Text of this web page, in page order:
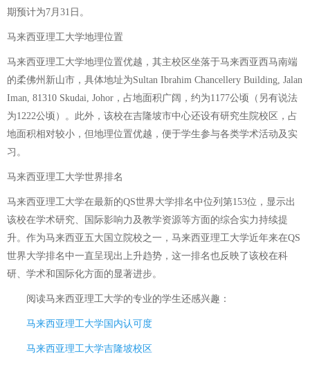
期预计为7月31日。
马来西亚理工大学地理位置
马来西亚理工大学地理位置优越，其主校区坐落于马来西亚西马南端
的柔佛州新山市，具体地址为Sultan Ibrahim Chancellery Building, Jalan
Iman, 81310 Skudai, Johor，占地面积广阔，约为1177公顷（另有说法
为1222公顷）。此外，该校在吉隆坡市中心还设有研究生院校区，占
地面积相对较小，但地理位置优越，便于学生参与各类学术活动及实
习。
马来西亚理工大学世界排名
马来西亚理工大学在最新的QS世界大学排名中位列第153位，显示出
该校在学术研究、国际影响力及教学资源等方面的综合实力持续提
升。作为马来西亚五大国立院校之一，马来西亚理工大学近年来在QS
世界大学排名中一直呈现出上升趋势，这一排名也反映了该校在科
研、学术和国际化方面的显著进步。
阅读马来西亚理工大学的专业的学生还感兴趣：
马来西亚理工大学国内认可度
马来西亚理工大学吉隆坡校区